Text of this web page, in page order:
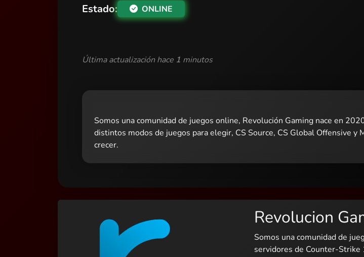
Estado: ONLINE
Última actualización hace 1 minutos
Somos una comunidad de juegos online, Revolución Gaming nace en
distintos modos de juegos para elegir, CS Source, CS Global Offensive y
Revolucion
Somos una comunidad de
servidores de Counter-Strike